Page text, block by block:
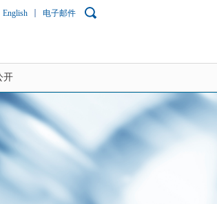
English 电子邮件
开